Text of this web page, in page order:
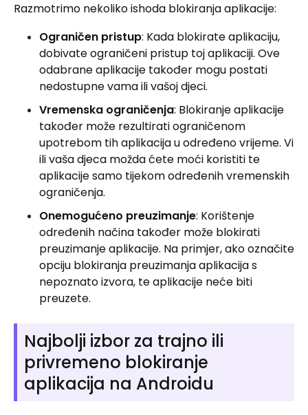
Razmotrimo nekoliko ishoda blokiranja aplikacije:
Ograničen pristup: Kada blokirate aplikaciju,
dobivate ograničeni pristup toj aplikaciji. Ove
odabrane aplikacije također mogu postati
nedostupne vama ili vašoj djeci.
Vremenska ograničenja: Blokiranje aplikacije
također može rezultirati ograničenom
upotrebom tih aplikacija u određeno vrijeme. Vi
ili vaša djeca možda ćete moći koristiti te
aplikacije samo tijekom određenih vremenskih
ograničenja.
Onemogućeno preuzimanje: Korištenje
određenih načina također može blokirati
preuzimanje aplikacije. Na primjer, ako označite
opciju blokiranja preuzimanja aplikacija s
nepoznato izvora, te aplikacije neće biti
preuzete.
Najbolji izbor za trajno ili
privremeno blokiranje
aplikacija na Androidu